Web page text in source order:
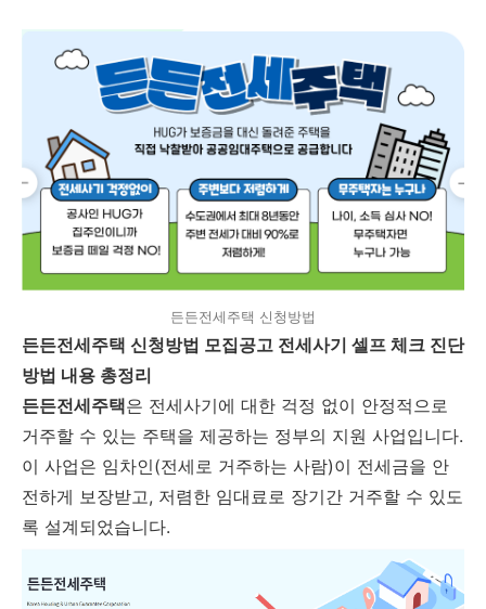
든든전세주택 신청방법
든든전세주택 신청방법 모집공고 전세사기 셀프 체크 진단
방법 내용 총정리
든든전세주택은 전세사기에 대한 걱정 없이 안정적으로
거주할 수 있는 주택을 제공하는 정부의 지원 사업입니다.
이 사업은 임차인(전세로 거주하는 사람)이 전세금을 안
전하게 보장받고, 저렴한 임대료로 장기간 거주할 수 있도
록 설계되었습니다.